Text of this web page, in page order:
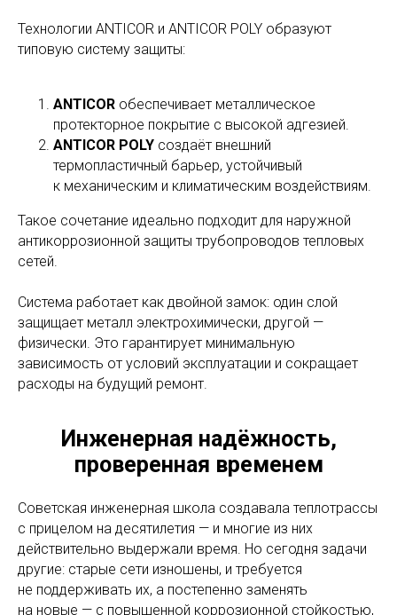
Технологии ANTICOR и ANTICOR POLY образуют
типовую систему защиты:
ANTICOR обеспечивает металлическое
протекторное покрытие с высокой адгезией.
ANTICOR POLY создаёт внешний
термопластичный барьер, устойчивый
к механическим и климатическим воздействиям.
Такое сочетание идеально подходит для наружной
антикоррозионной защиты трубопроводов тепловых
сетей.
Система работает как двойной замок: один слой
защищает металл электрохимически, другой —
физически. Это гарантирует минимальную
зависимость от условий эксплуатации и сокращает
расходы на будущий ремонт.
Инженерная надёжность,
проверенная временем
Советская инженерная школа создавала теплотрассы
с прицелом на десятилетия — и многие из них
действительно выдержали время. Но сегодня задачи
другие: старые сети изношены, и требуется
не поддерживать их, а постепенно заменять
на новые — с повышенной коррозионной стойкостью,